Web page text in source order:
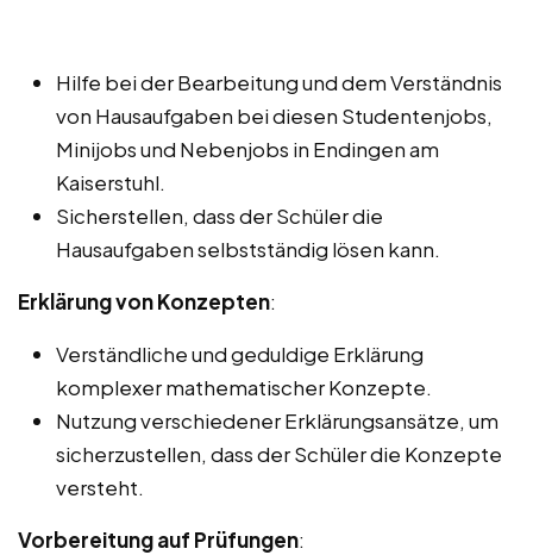
Hilfe bei der Bearbeitung und dem Verständnis
von Hausaufgaben bei diesen Studentenjobs,
Minijobs und Nebenjobs in Endingen am
Kaiserstuhl.
Sicherstellen, dass der Schüler die
Hausaufgaben selbstständig lösen kann.
Erklärung von Konzepten:
Verständliche und geduldige Erklärung
komplexer mathematischer Konzepte.
Nutzung verschiedener Erklärungsansätze, um
sicherzustellen, dass der Schüler die Konzepte
versteht.
Vorbereitung auf Prüfungen: